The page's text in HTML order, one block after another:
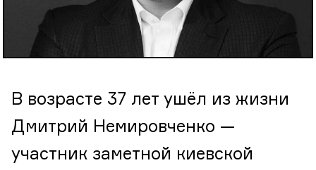
В возрасте 37 лет ушёл из жизни
Дмитрий Немировченко —
участник заметной киевской